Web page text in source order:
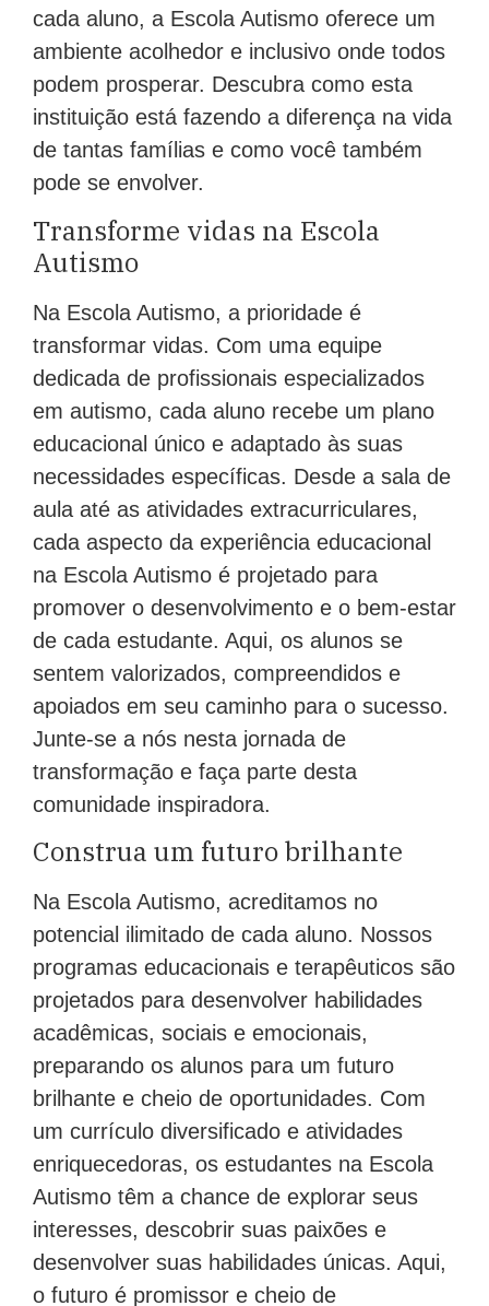
cada aluno, a Escola Autismo oferece um
ambiente acolhedor e inclusivo onde todos
podem prosperar. Descubra como esta
instituição está fazendo a diferença na vida
de tantas famílias e como você também
pode se envolver.
Transforme vidas na Escola
Autismo
Na Escola Autismo, a prioridade é
transformar vidas. Com uma equipe
dedicada de profissionais especializados
em autismo, cada aluno recebe um plano
educacional único e adaptado às suas
necessidades específicas. Desde a sala de
aula até as atividades extracurriculares,
cada aspecto da experiência educacional
na Escola Autismo é projetado para
promover o desenvolvimento e o bem-estar
de cada estudante. Aqui, os alunos se
sentem valorizados, compreendidos e
apoiados em seu caminho para o sucesso.
Junte-se a nós nesta jornada de
transformação e faça parte desta
comunidade inspiradora.
Construa um futuro brilhante
Na Escola Autismo, acreditamos no
potencial ilimitado de cada aluno. Nossos
programas educacionais e terapêuticos são
projetados para desenvolver habilidades
acadêmicas, sociais e emocionais,
preparando os alunos para um futuro
brilhante e cheio de oportunidades. Com
um currículo diversificado e atividades
enriquecedoras, os estudantes na Escola
Autismo têm a chance de explorar seus
interesses, descobrir suas paixões e
desenvolver suas habilidades únicas. Aqui,
o futuro é promissor e cheio de